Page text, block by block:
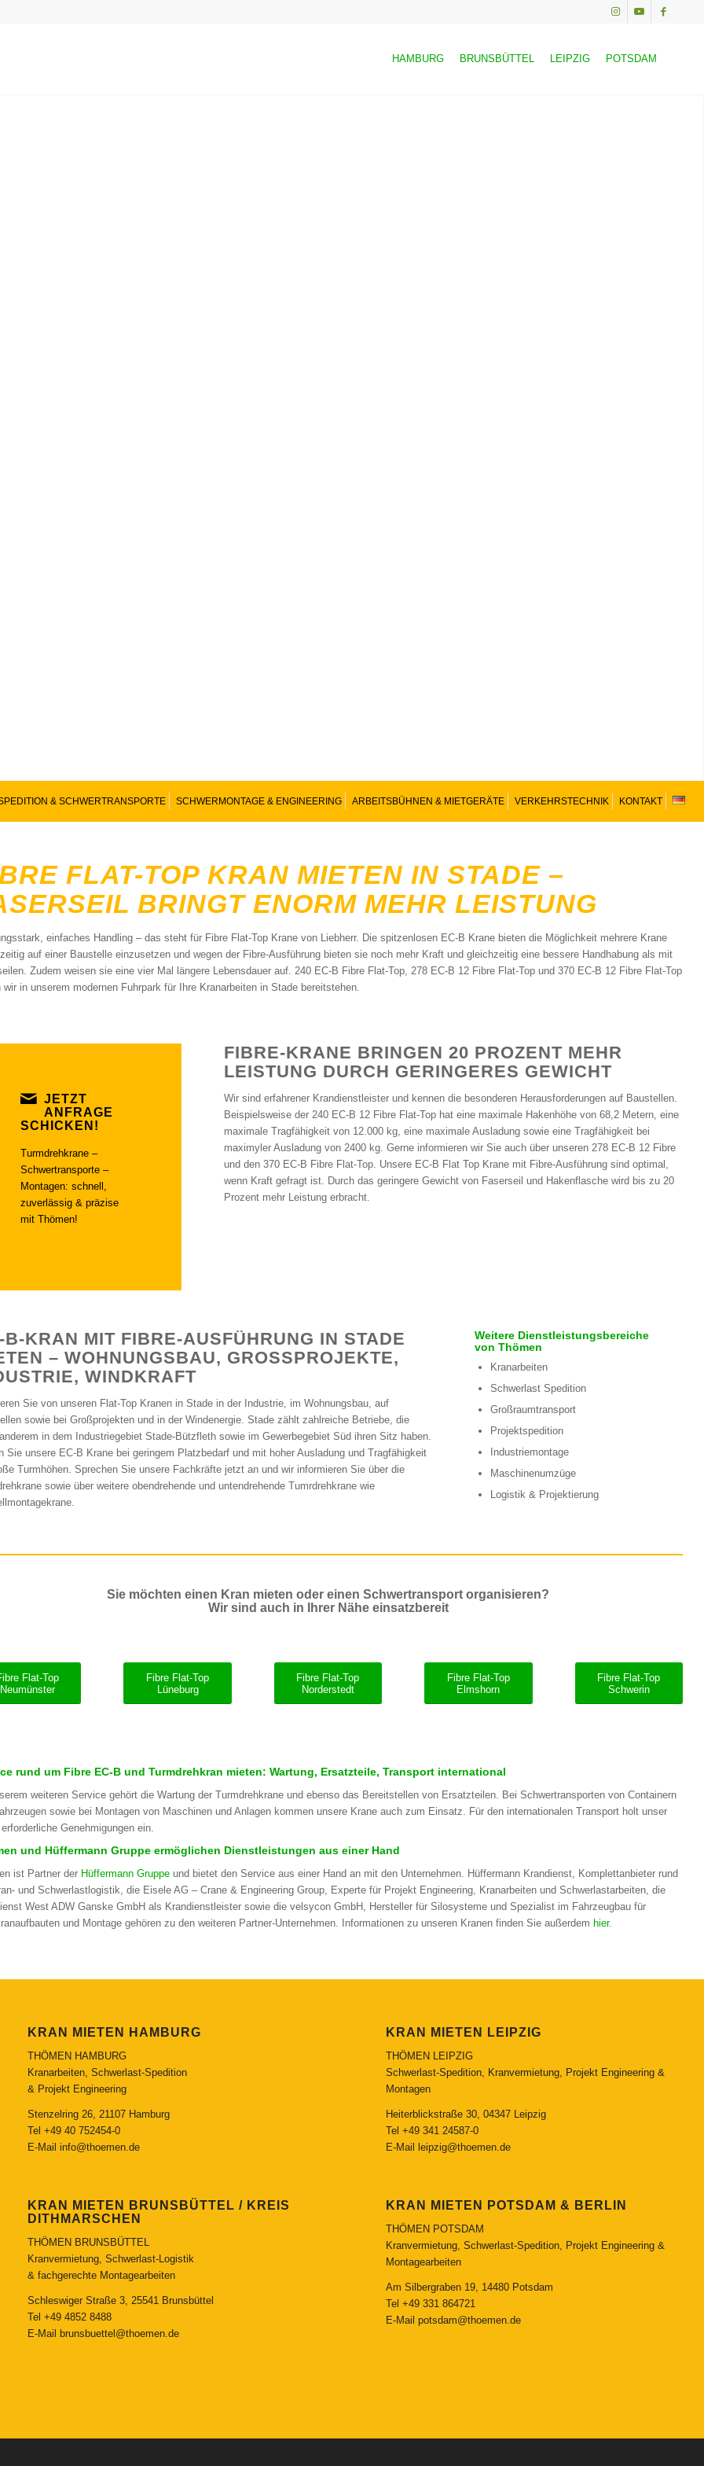
HAMBURG BRUNSBÜTTEL LEIPZIG POTSDAM
& SCHWERTRANSPORTE SCHWERMONTAGE & ENGINEERING ARBEITSBÜHNEN & MIETGERÄTE VERKEHRSTECHNIK KONTAKT
FLAT-TOP KRAN MIETEN IN STADE –
BRINGT ENORM MEHR LEISTUNG
einfaches Handling – das steht für Fibre Flat-Top Krane von Liebherr. Die spitzenlosen EC-B Krane bieten die Möglichkeit mehrere Krane
auf einer Baustelle einzusetzen und wegen der Fibre-Ausführung bieten sie noch mehr Kraft und gleichzeitig eine bessere Handhabung als mit
Zudem weisen sie eine vier Mal längere Lebensdauer auf. 240 EC-B Fibre Flat-Top, 278 EC-B 12 Fibre Flat-Top und 370 EC-B 12 Fibre Flat-Top
wir in unserem modernen Fuhrpark für Ihre Kranarbeiten in Stade bereitstehen.
JETZT
ANFRAGE
SCHICKEN!
Turmdrehkrane –
Schwertransporte –
Montagen: schnell,
zuverlässig & präzise
mit Thömen!
FIBRE-KRANE BRINGEN 20 PROZENT MEHR
LEISTUNG DURCH GERINGERES GEWICHT
Wir sind erfahrener Krandienstleister und kennen die besonderen Herausforderungen auf Baustellen.
Beispielsweise der 240 EC-B 12 Fibre Flat-Top hat eine maximale Hakenhöhe von 68,2 Metern, eine
maximale Tragfähigkeit von 12.000 kg, eine maximale Ausladung sowie eine Tragfähigkeit bei
maximyler Ausladung von 2400 kg. Gerne informieren wir Sie auch über unseren 278 EC-B 12 Fibre
und den 370 EC-B Fibre Flat-Top. Unsere EC-B Flat Top Krane mit Fibre-Ausführung sind optimal,
wenn Kraft gefragt ist. Durch das geringere Gewicht von Faserseil und Hakenflasche wird bis zu 20
Prozent mehr Leistung erbracht.
B-KRAN MIT FIBRE-AUSFÜHRUNG IN STADE
– WOHNUNGSBAU, GROSSPROJEKTE, I
WINDKRAFT
Sie von unseren Flat-Top Kranen in Stade in der Industrie, im Wohnungsbau, auf
sowie bei Großprojekten und in der Windenergie. Stade zählt zahlreiche Betriebe, die
in dem Industriegebiet Stade-Bützfleth sowie im Gewerbegebiet Süd ihren Sitz haben.
Sie unsere EC-B Krane bei geringem Platzbedarf und mit hoher Ausladung und Tragfähigkeit
Turmhöhen. Sprechen Sie unsere Fachkräfte jetzt an und wir informieren Sie über die
sowie über weitere obendrehende und untendrehende Tumrdrehkrane wie
Weitere Dienstleistungsbereiche
von Thömen
Kranarbeiten
Schwerlast Spedition
Großraumtransport
Projektspedition
Industriemontage
Maschinenumzüge
Logistik & Projektierung
Sie möchten einen Kran mieten oder einen Schwertransport organisieren?
Wir sind auch in Ihrer Nähe einsatzbereit
Flat-Top
Neumünster
Fibre Flat-Top
Lüneburg
Fibre Flat-Top
Norderstedt
Fibre Flat-Top
Elmshorn
Fibre Flat-Top
Schwerin
rund um Fibre EC-B und Turmdrehkran mieten: Wartung, Ersatzteile, Transport international
weiteren Service gehört die Wartung der Turmdrehkrane und ebenso das Bereitstellen von Ersatzteilen. Bei Schwertransporten von Containern
sowie bei Montagen von Maschinen und Anlagen kommen unsere Krane auch zum Einsatz. Für den internationalen Transport holt unser
Genehmigungen ein.
und Hüffermann Gruppe ermöglichen Dienstleistungen aus einer Hand
ist Partner der Hüffermann Gruppe und bietet den Service aus einer Hand an mit den Unternehmen. Hüffermann Krandienst, Komplettanbieter rund
und Schwerlastlogistik, die Eisele AG – Crane & Engineering Group, Experte für Projekt Engineering, Kranarbeiten und Schwerlastarbeiten, die
West ADW Ganske GmbH als Krandienstleister sowie die velsycon GmbH, Hersteller für Silosysteme und Spezialist im Fahrzeugbau für
und Montage gehören zu den weiteren Partner-Unternehmen. Informationen zu unseren Kranen finden Sie außerdem hier.
KRAN MIETEN HAMBURG
THÖMEN HAMBURG
Kranarbeiten, Schwerlast-Spedition
& Projekt Engineering
Stenzelring 26, 21107 Hamburg
Tel +49 40 752454-0
E-Mail info@thoemen.de
KRAN MIETEN BRUNSBÜTTEL / KREIS
DITHMARSCHEN
THÖMEN BRUNSBÜTTEL
Kranvermietung, Schwerlast-Logistik
& fachgerechte Montagearbeiten
Schleswiger Straße 3, 25541 Brunsbüttel
Tel +49 4852 8488
E-Mail brunsbuettel@thoemen.de
KRAN MIETEN LEIPZIG
THÖMEN LEIPZIG
Schwerlast-Spedition, Kranvermietung, Projekt Engineering &
Montagen
Heiterblickstraße 30, 04347 Leipzig
Tel +49 341 24587-0
E-Mail
leipzig@thoemen.de
KRAN MIETEN POTSDAM & BERLIN
THÖMEN POTSDAM
Kranvermietung, Schwerlast-Spedition, Projekt Engineering &
Montagearbeiten
Am Silbergraben 19, 14480 Potsdam
Tel +49 331 864721
E-Mail potsdam@thoemen.de